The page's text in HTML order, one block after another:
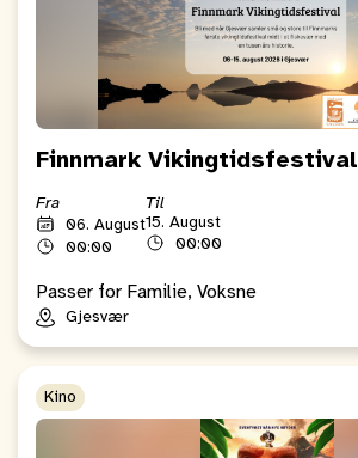
Finnmark Vikingtidsfestival
Fra
06. August
00:00
Til
15. August
00:00
Passer for Familie, Voksne
Gjesvær
Kino